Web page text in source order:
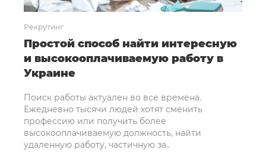
Рекрутинг
Простой способ найти интересную
и высокооплачиваемую работу в
Украине
Поиск работы актуален во все времена.
Ежедневно тысячи людей хотят сменить
профессию или получить более
высокооплачиваемую должность, найти
удаленную работу, частичную за..